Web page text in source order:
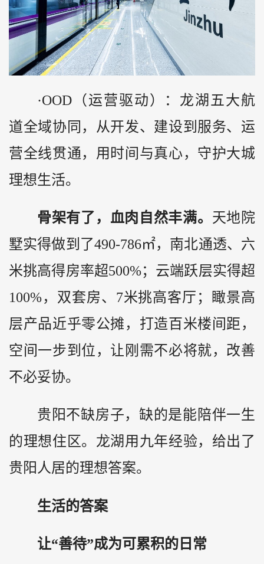
·OOD（运营驱动）：龙湖五大航
道全域协同，从开发、建设到服务、运
营全线贯通，用时间与真心，守护大城
理想生活。
骨架有了，血肉自然丰满。 天地院
墅实得做到了490-786㎡，南北通透、六
米挑高得房率超500%；云端跃层实得超
100%，双套房、7米挑高客厅；瞰景高
层产品近乎零公摊，打造百米楼间距，
空间一步到位，让刚需不必将就，改善
不必妥协。
贵阳不缺房子，缺的是能陪伴一生
的理想住区。龙湖用九年经验，给出了
贵阳人居的理想答案。
生活的答案
让“善待”成为可累积的日常